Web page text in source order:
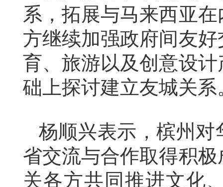
系，拓展与马来西亚
方继续加强政府间友
育、旅游以及创意设
础上探讨建立友城关系
杨顺兴表示，槟州
省交流与合作取得积
关各方共同推进文化